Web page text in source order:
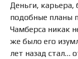
Деньги,
подобные планы
Чамберса никак
же было его
лет назад стал…